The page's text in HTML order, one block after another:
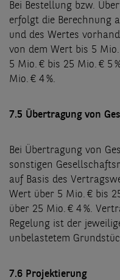
Bei Bestellung bzw.
erfolgt die Berechnung
und des Wertes
von dem Wert bis 5
5 Mio. € bis 25 Mio. € 5
Mio. € 4 %.
7.5 Übertragung von
Bei Übertragung von
sonstigen
auf Basis des
Wert über 5 Mio. € bis
über 25 Mio. € 4 %.
Regelung ist der
unbelastetem
7.6 Projektierung